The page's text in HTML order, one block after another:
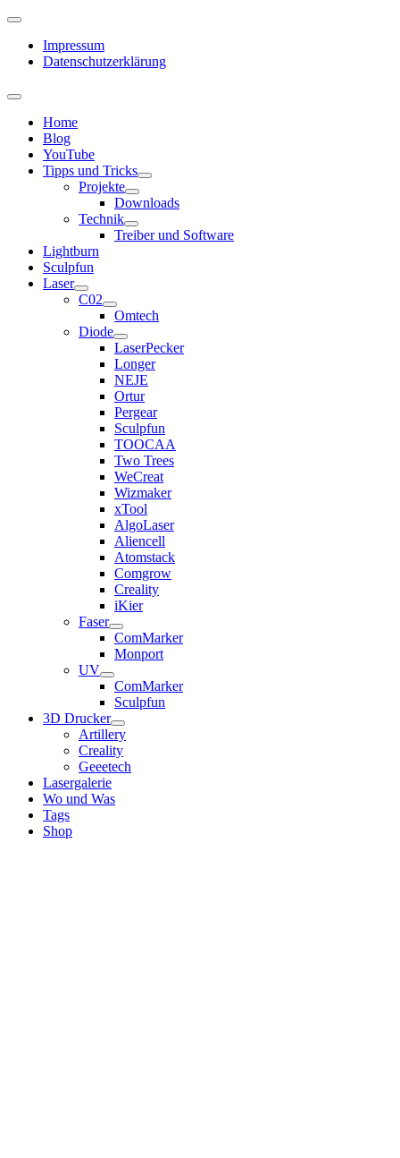
Impressum
Datenschutzerklärung
Home
Blog
YouTube
Tipps und Tricks
Projekte
Downloads
Technik
Treiber und Software
Lightburn
Sculpfun
Laser
C02
Omtech
Diode
LaserPecker
Longer
NEJE
Ortur
Pergear
Sculpfun
TOOCAA
Two Trees
WeCreat
Wizmaker
xTool
AlgoLaser
Aliencell
Atomstack
Comgrow
Creality
iKier
Faser
ComMarker
Monport
UV
ComMarker
Sculpfun
3D Drucker
Artillery
Creality
Geeetech
Lasergalerie
Wo und Was
Tags
Shop